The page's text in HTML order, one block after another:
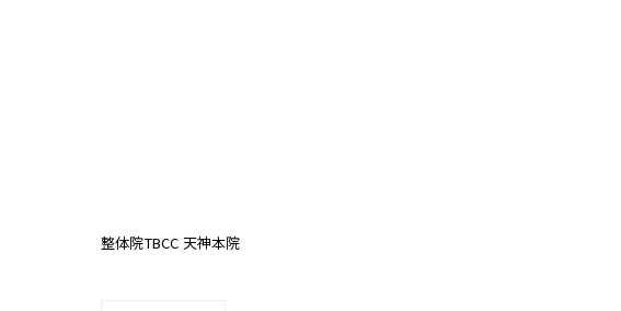
整体院TBCC 天神本院